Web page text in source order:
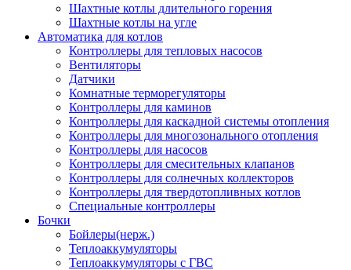
Шахтные котлы длительного горения
Шахтные котлы на угле
Автоматика для котлов
Контроллеры для тепловых насосов
Вентиляторы
Датчики
Комнатные терморегуляторы
Контроллеры для каминов
Контроллеры для каскадной системы отопления
Контроллеры для многозонального отопления
Контроллеры для насосов
Контроллеры для смесительных клапанов
Контроллеры для солнечных коллекторов
Контроллеры для твердотопливных котлов
Специальные контроллеры
Бочки
Бойлеры(нерж.)
Теплоаккумуляторы
Теплоаккумуляторы с ГВС